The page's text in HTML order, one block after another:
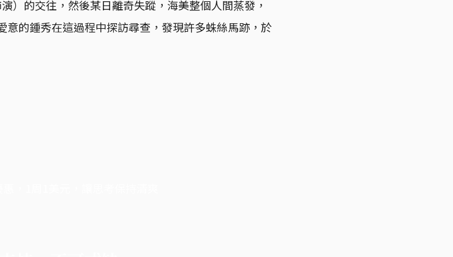
）的交往，然後某日離奇失蹤，海美整個人間蒸發，
的鍾秀在這過程中探訪尋查，發現許多蛛絲馬跡，於